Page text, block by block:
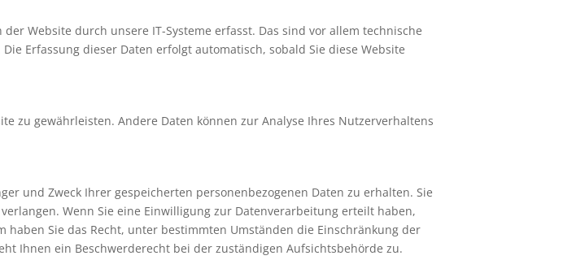
Website durch unsere IT-Systeme erfasst. Das sind vor allem technische
Erfassung dieser Daten erfolgt automatisch, sobald Sie diese Website
zu gewährleisten. Andere Daten können zur Analyse Ihres Nutzerverhaltens
und Zweck Ihrer gespeicherten personenbezogenen Daten zu erhalten. Sie
Wenn Sie eine Einwilligung zur Datenverarbeitung erteilt haben,
Sie das Recht, unter bestimmten Umständen die Einschränkung der
Ihnen ein Beschwerderecht bei der zuständigen Aufsichtsbehörde zu.